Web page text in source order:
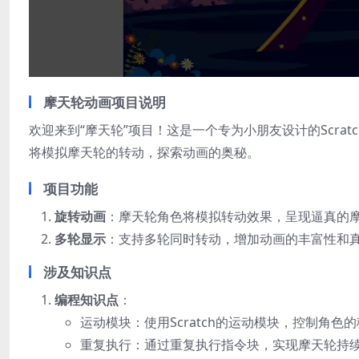
摩天轮动画项目说明
欢迎来到“摩天轮”项目！这是一个专为小朋友设计的
将模拟摩天轮的转动，探索动画的奥秘。
项目功能
旋转动画 ：摩天轮角色将模拟转动效果，呈现逼真的
多轮显示 ：支持多轮同时转动，增加动画的丰富性和
涉及知识点
编程知识点 ：
运动模块：使用Scratch的运动模块，控制角色
重复执行：通过重复执行指令块，实现摩天轮持